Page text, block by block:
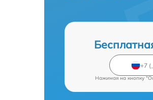
Нажимая на кнопку